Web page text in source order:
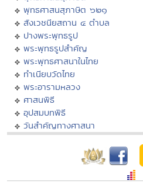
พุทธศาสนสุภาษิต ๖๒๑
สังเวชนียสถาน ๔ ตำบล
ปางพระพุทธรูป
พระพุทธรูปสำคัญ
พระพุทธศาสนาในไทย
ทำเนียบวัดไทย
พระอารามหลวง
ศาสนพิธี
อุปสมบทพิธี
วันสำคัญทางศาสนา